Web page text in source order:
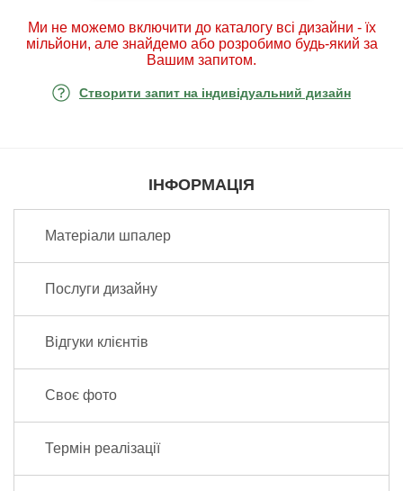
Ми не можемо включити до каталогу всі дизайни - їх
мільйони, але знайдемо або розробимо будь-який за
Вашим запитом.
Створити запит на індивідуальний дизайн
ІНФОРМАЦІЯ
Матеріали шпалер
Послуги дизайну
Відгуки клієнтів
Своє фото
Термін реалізації